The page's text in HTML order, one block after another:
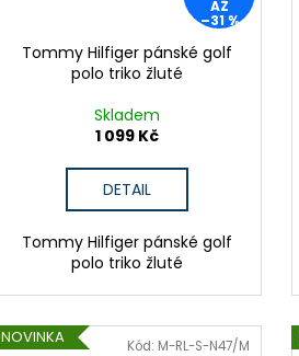
AŽ
–31 %
Tommy Hilfiger pánské golf
polo triko žluté
Skladem
1 099 Kč
DETAIL
Tommy Hilfiger pánské golf
polo triko žluté
NOVINKA Kód: M-RL-S-N47/M